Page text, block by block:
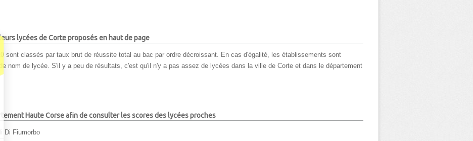
lycées de Corte proposés en haut de page
sont classés par taux brut de réussite total au bac par ordre décroissant. En cas d'égalité, les établissements sont
de nom de lycée. S'il y a peu de résultats, c'est qu'il n'y a pas assez de lycées dans la ville de Corte et dans le département
Haute Corse afin de consulter les scores des lycées proches
Di Fiumorbo